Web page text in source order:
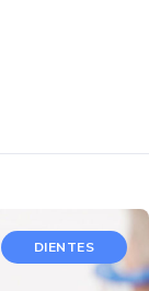
DIENTES